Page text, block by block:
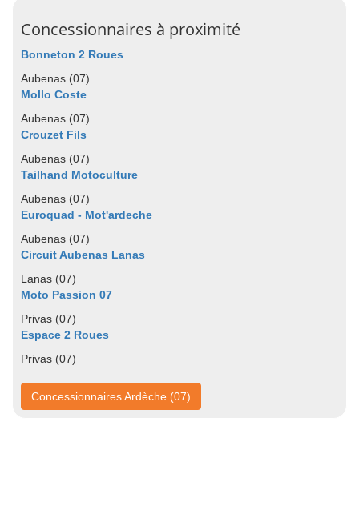
Concessionnaires à proximité
Bonneton 2 Roues
Aubenas (07)
Mollo Coste
Aubenas (07)
Crouzet Fils
Aubenas (07)
Tailhand Motoculture
Aubenas (07)
Euroquad - Mot'ardeche
Aubenas (07)
Circuit Aubenas Lanas
Lanas (07)
Moto Passion 07
Privas (07)
Espace 2 Roues
Privas (07)
Concessionnaires Ardèche (07)